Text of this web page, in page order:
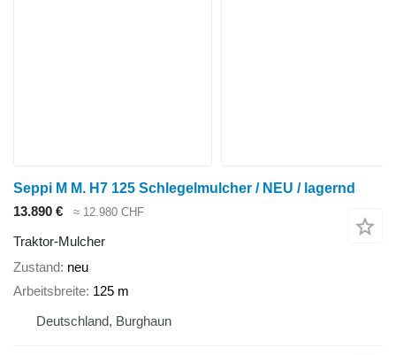
Seppi M M. H7 125 Schlegelmulcher / NEU / lagernd
13.890 €
≈ 12.980 CHF
Traktor-Mulcher
Zustand neu
Arbeitsbreite 125 m
Deutschland, Burghaun